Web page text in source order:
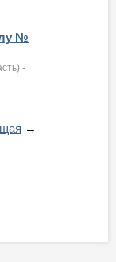
№
-
→